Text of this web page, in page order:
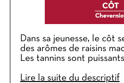
Dans sa jeunesse, le côt
des arômes de raisins
Les tannins sont
Lire la suite du descriptif